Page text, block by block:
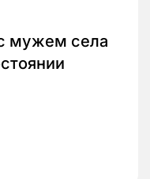
мужем села